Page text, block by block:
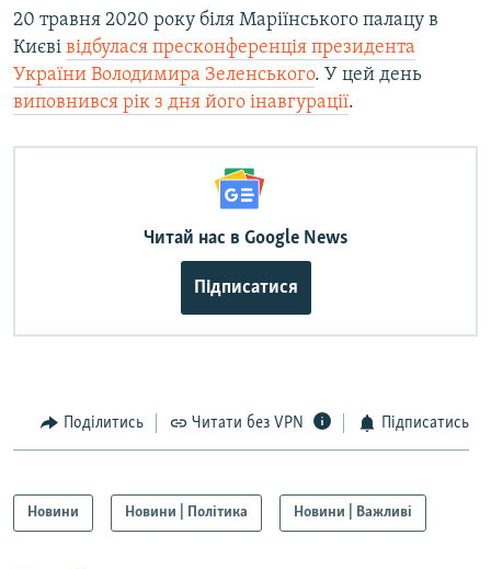
20 травня 2020 року біля Маріїнського палацу в
Києві відбулася пресконференція президента
України Володимира Зеленського. У цей день
виповнився рік з дня його інавгурації.
Читай нас в Google News
Підписатися
Поділитись Читати без VPN Підписатись
Новини Новини | Політика Новини | Важливі